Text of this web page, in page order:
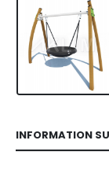
INFORMATION